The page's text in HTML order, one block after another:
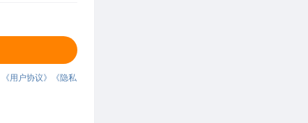
《用户协议》
《隐私